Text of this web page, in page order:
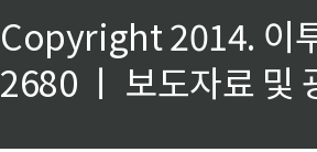
Copyright 2014. 이
2680 ㅣ 보도자료